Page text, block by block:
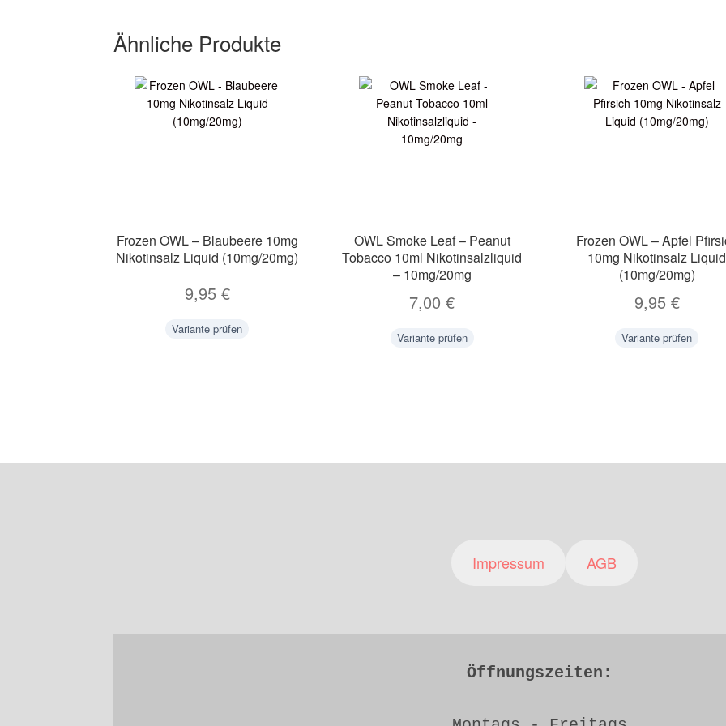
Ähnliche Produkte
Frozen OWL – Blaubeere 10mg
Nikotinsalz Liquid (10mg/20mg)
9,95 €
Variante prüfen
OWL Smoke Leaf – Peanut
Tobacco 10ml Nikotinsalzliquid
– 10mg/20mg
7,00€
Variante prüfen
Frozen OWL – Apfel
10mg Nikotinsalz Liquid
(10mg/20mg)
9,95 €
Variante prüfen
Impressum AGB
Öffnungszeiten: